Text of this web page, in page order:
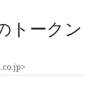
トークン